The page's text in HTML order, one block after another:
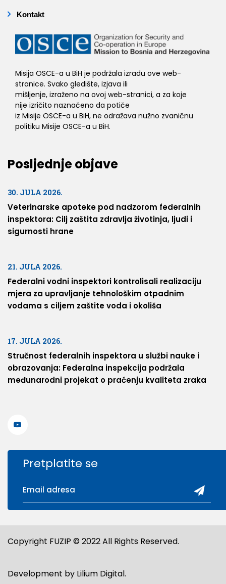
Kontakt
Misija OSCE-a u BiH je podržala izradu ove web-
stranice. Svako gledište, izjava ili
mišljenje, izraženo na ovoj web-stranici, a za koje
nije izričito naznačeno da potiče
iz Misije OSCE-a u BiH, ne odražava nužno zvaničnu
politiku Misije OSCE-a u BiH.
Posljednje objave
30. JULA 2026.
Veterinarske apoteke pod nadzorom federalnih
inspektora: Cilj zaštita zdravlja životinja, ljudi i
sigurnosti hrane
21. JULA 2026.
Federalni vodni inspektori kontrolisali realizaciju
mjera za upravljanje tehnološkim otpadnim
vodama s ciljem zaštite voda i okoliša
17. JULA 2026.
Stručnost federalnih inspektora u službi nauke i
obrazovanja: Federalna inspekcija podržala
međunarodni projekat o praćenju kvaliteta zraka
Pretplatite se
Copyright FUZIP © 2022 All Rights Reserved.
Development by Lilium Digital.